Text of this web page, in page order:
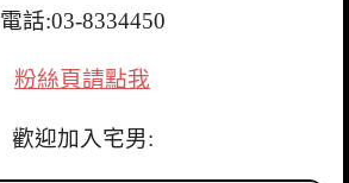
電話:03-8334450
粉絲頁請點我
歡迎加入宅男: